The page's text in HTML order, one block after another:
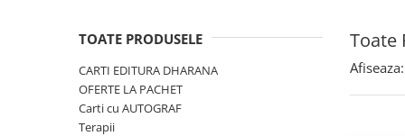
Dezvoltare personala
Spiritualitate
Toate
TOATE PRODUSELE
CARTI EDITURA DHARANA
OFERTE LA PACHET
Carti cu AUTOGRAF
Terapii
Afiseaza: